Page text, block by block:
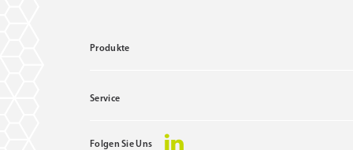
Produkte
Service
Folgen Sie Uns